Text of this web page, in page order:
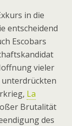
in die
entscheidend
Escobars
vieler
La
Brutalität
des